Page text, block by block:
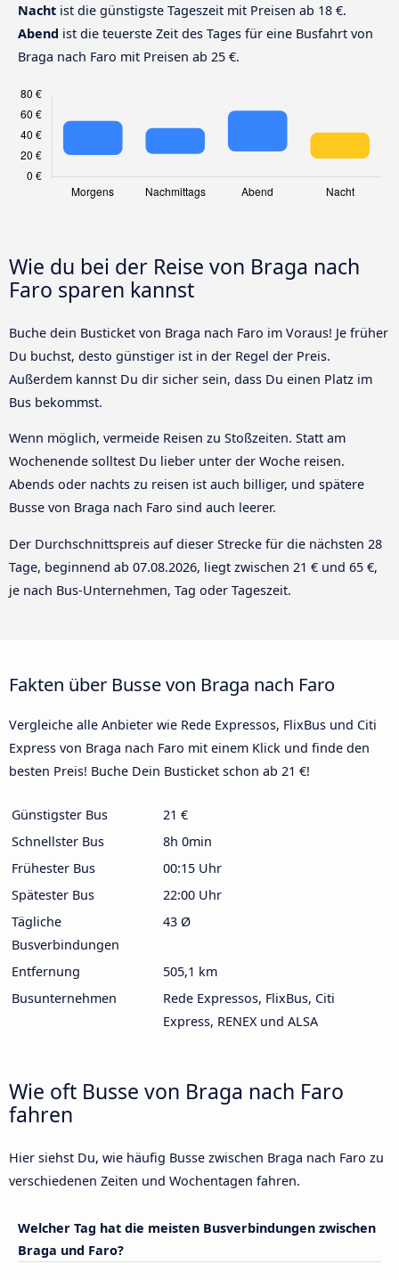
Nacht ist die günstigste Tageszeit mit Preisen ab 18 €.
Abend ist die teuerste Zeit des Tages für eine Busfahrt von
Braga nach Faro mit Preisen ab 25 €.
Wie du bei der Reise von Braga nach
Faro sparen kannst
Buche dein Busticket von Braga nach Faro im Voraus! Je früher
Du buchst, desto günstiger ist in der Regel der Preis.
Außerdem kannst Du dir sicher sein, dass Du einen Platz im
Bus bekommst.
Wenn möglich, vermeide Reisen zu Stoßzeiten. Statt am
Wochenende solltest Du lieber unter der Woche reisen.
Abends oder nachts zu reisen ist auch billiger, und spätere
Busse von Braga nach Faro sind auch leerer.
Der Durchschnittspreis auf dieser Strecke für die nächsten 28
Tage, beginnend ab 07.08.2026, liegt zwischen 21 € und 65 €,
je nach Bus-Unternehmen, Tag oder Tageszeit.
Fakten über Busse von Braga nach Faro
Vergleiche alle Anbieter wie Rede Expressos, FlixBus und Citi
Express von Braga nach Faro mit einem Klick und finde den
besten Preis! Buche Dein Busticket schon ab 21 €!
Günstigster Bus
21 €
Schnellster Bus
8h 0min
Frühester Bus
00:15 Uhr
Spätester Bus
22:00 Uhr
Tägliche
Busverbindungen
43 Ø
Entfernung
505,1 km
Busunternehmen
Rede Expressos, FlixBus, Citi
Express, RENEX und ALSA
Wie oft Busse von Braga nach Faro
fahren
Hier siehst Du, wie häufig Busse zwischen Braga nach Faro zu
verschiedenen Zeiten und Wochentagen fahren.
Welcher Tag hat die meisten Busverbindungen zwischen
Braga und Faro?